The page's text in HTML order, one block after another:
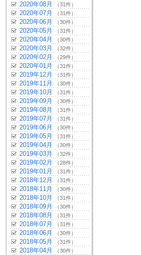
2020年08月 （31件）
2020年07月 （31件）
2020年06月 （30件）
2020年05月 （31件）
2020年04月 （30件）
2020年03月 （32件）
2020年02月 （29件）
2020年01月 （31件）
2019年12月 （31件）
2019年11月 （30件）
2019年10月 （31件）
2019年09月 （30件）
2019年08月 （31件）
2019年07月 （31件）
2019年06月 （30件）
2019年05月 （31件）
2019年04月 （30件）
2019年03月 （32件）
2019年02月 （28件）
2019年01月 （31件）
2018年12月 （31件）
2018年11月 （30件）
2018年10月 （31件）
2018年09月 （30件）
2018年08月 （31件）
2018年07月 （31件）
2018年06月 （30件）
2018年05月 （31件）
2018年04月 （30件）